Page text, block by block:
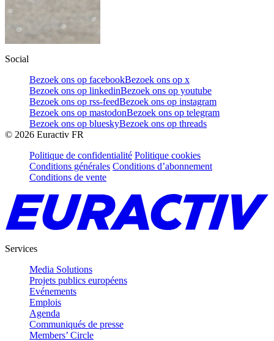
Social
Bezoek ons op facebookBezoek ons op x
Bezoek ons op linkedinBezoek ons op youtube
Bezoek ons op rss-feedBezoek ons op instagram
Bezoek ons op mastodonBezoek ons op telegram
Bezoek ons op blueskyBezoek ons op threads
© 2026 Euractiv FR
Politique de confidentialité Politique cookies
Conditions générales Conditions d’abonnement
Conditions de vente
Services
Media Solutions
Projets publics européens
Evénements
Emplois
Agenda
Communiqués de presse
Members’ Circle